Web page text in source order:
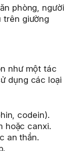
phòng, người
trên giường
như một tác
dụng các loại
codein).
hoặc canxi.
an thần.